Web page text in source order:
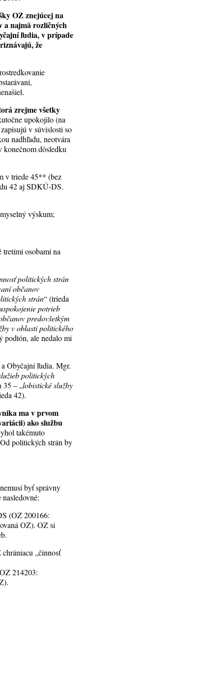
OZ znejúcej na
a najmä rozličných
ľudia, v prípade
že
zrejme všetky
upokojilo (na
v súvislosti so
nadhľadu, neotvára
konečnom dôsledku
v triede 45** (bez
42 aj SDKÚ-DS.
výskum;
tretími osobami na
politických strán
občanov
strán“ (trieda
potrieb
predovšetkým
v oblasti politického
podtón, ale nedalo mi
Obyčajní ľudia. Mgr.
politických
35 – „lobistické služby
42).
ma v prvom
ako službu
takémuto
politických strán by
byť správny
(OZ 200166:
OZ). OZ si
„činnosť
214203: